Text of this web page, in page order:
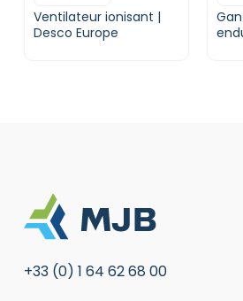
Ventilateur ionisant |
Desco Europe
+33 (0) 1 64 62 68 00